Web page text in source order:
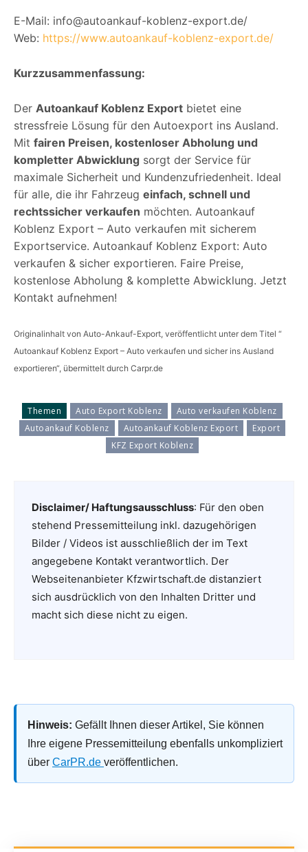
E-Mail: info@autoankauf-koblenz-export.de/
Web: https://www.autoankauf-koblenz-export.de/
Kurzzusammenfassung:
Der Autoankauf Koblenz Export bietet eine
stressfreie Lösung für den Autoexport ins Ausland.
Mit fairen Preisen, kostenloser Abholung und
kompletter Abwicklung sorgt der Service für
maximale Sicherheit und Kundenzufriedenheit. Ideal
für alle, die ihr Fahrzeug einfach, schnell und
rechtssicher verkaufen möchten. Autoankauf
Koblenz Export – Auto verkaufen mit sicherem
Exportservice. Autoankauf Koblenz Export: Auto
verkaufen & sicher exportieren. Faire Preise,
kostenlose Abholung & komplette Abwicklung. Jetzt
Kontakt aufnehmen!
Originalinhalt von Auto-Ankauf-Export, veröffentlicht unter dem Titel “
Autoankauf Koblenz Export – Auto verkaufen und sicher ins Ausland
exportieren“, übermittelt durch Carpr.de
Themen Auto Export Koblenz
Auto verkaufen Koblenz
Autoankauf Koblenz
Autoankauf Koblenz Export
Export
KFZ Export Koblenz
Disclaimer/ Haftungsausschluss: Für den oben
stehend Pressemitteilung inkl. dazugehörigen
Bilder / Videos ist ausschließlich der im Text
angegebene Kontakt verantwortlich. Der
Webseitenanbieter Kfzwirtschaft.de distanziert
sich ausdrücklich von den Inhalten Dritter und
macht sich diese nicht zu eigen.
Hinweis: Gefällt Ihnen dieser Artikel, Sie können
Ihre eigene Pressemitteilung ebenfalls unkompliziert
über CarPR.de veröffentlichen.